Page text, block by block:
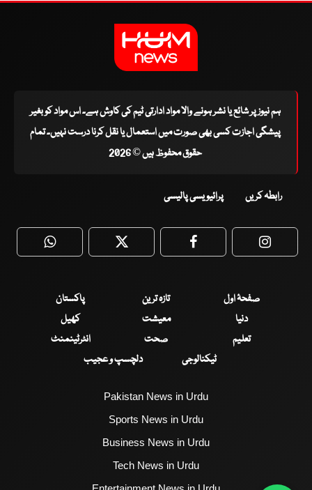
ہم نیوز پر شائع یا نشر ہونے والا مواد ادارتی ٹیم کی کاوش ہے۔ اس مواد کو بغیر
پیشگی اجازت کسی بھی صورت میں استعمال یا نقل کرنا درست نہیں۔ تمام
حقوق محفوظ ہیں © 2026
رابطہ کریں پرائیویسی پالیسی
WhatsApp Twitter Facebook
صفحۂ اول تازہ ترین
پاکستان
دنیا
معیشت
کھیل
تعلیم
صحت
انٹرٹینمنٹ
ٹیکنالوجی
دلچسپ و عجیب
Pakistan News in Urdu
Sports News in Urdu
Business News in Urdu
Tech News in Urdu